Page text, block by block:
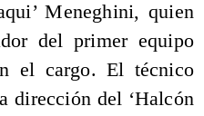
Meneghini, quien
del primer equipo
el cargo. El técnico
dirección del ‘Halcón